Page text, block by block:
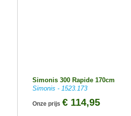
Simonis 300 Rapide 170cm
Simonis - 1523.173
Onze prijs € 114,95